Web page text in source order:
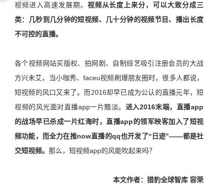
视频进入高速发展期。 视频从长度上来分，可以大致分成三
类：几秒到几分钟的短视频、几十分钟的视频节目、播出长度
不可控的直播。
各个视频网站买版权、拍网剧、自制综艺吸引注册会员的大战
方兴未艾，当小咖秀、faceu视频刷爆朋友圈时，很多人都说，
短视频的风口又来了。而2016却早已成为公认的直播元年，短
视频的风光面对直播app一片黯淡。 进入2016末端，直播app
的战场早已杀成一片红海时，直播app的领军映客加入了短视
频功能，而全力在推now直播的qq也开发了“日迹”——都是社
交短视频。 那么，短视频app的风能吹起来吗？
本文作者：猎豹全球智库 容荣